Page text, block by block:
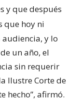
y que después
que hoy ni
y lo
un año, el
sin requerir
Ilustre Corte de
hecho”, afirmó.